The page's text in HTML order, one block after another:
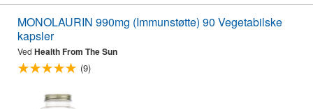
MONOLAURIN 990mg (Immunstøtte) 90 Vegetabilske
kapsler
Ved Health From The Sun
(9)